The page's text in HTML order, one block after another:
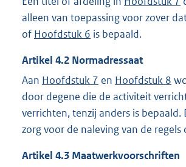
alleen van toepassing voor zover
of Hoofdstuk 6 is bepaald.
Artikel 4.2 Normadressaat
Aan Hoofdstuk 7 en Hoofdstuk 8
door degene die de activiteit
verrichten, tenzij anders is bepaald.
zorg voor de naleving van de
Artikel 4.3 Maatwerkvoorschriften